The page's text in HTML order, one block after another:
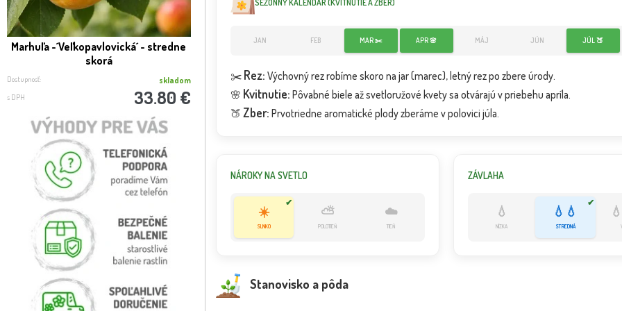
Marhuľa -´Veľkopavlovická´ - stredne
skorá
Dostupnosť: skladom
s DPH 33.80 €
Marhuľa obyčajná STR.SKORÁ- Prunus
Dostupnosť: skladom
44.00 €
Dostupnosť: skladom
s DPH 1.00 €
SEZÓNNY KALENDÁR (KVITNUTIE A ZBER)
JAN FEB MAR ✂️ APR 🌸 MÁJ JÚN JÚL 🍑
✂️ Rez: Výchovný rez robíme skoro na jar (marec), letný rez po zbere úrody.
🌸 Kvitnutie: Pôvabné biele až svetloružové kvety sa otvárajú v priebehu apríla.
🍑 Zber: Prvotriedne aromatické plody zberáme v polovici júla.
NÁROKY NA SVETLO
✔
☀️
SLNKO
⛅
POLOTIEŇ
☁️
TIEŇ
ZÁVLAHA
💧
NÍZKA
✔
💧💧
STREDNÁ
Stanovisko a pôda